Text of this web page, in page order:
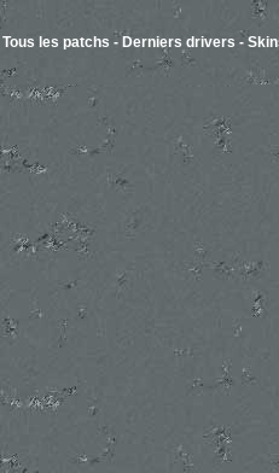
Tous les patchs - Derniers drivers -